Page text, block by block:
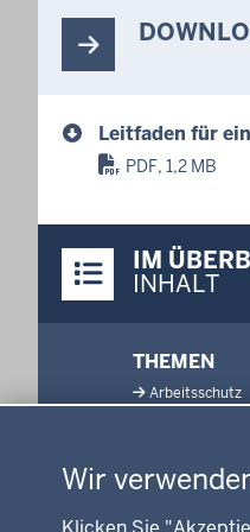
Wir
Leitfaden für
PDF, 1,2 MB
Inhalte
IM
INHALT
der
THEMEN
Arbeitsschutz
Bauen und